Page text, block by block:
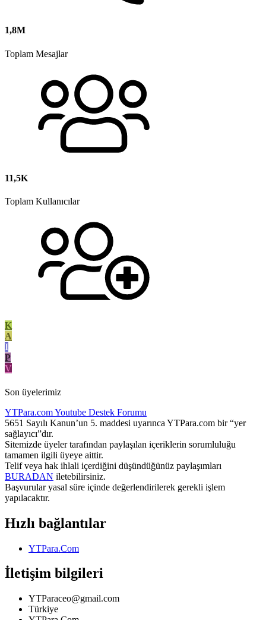
1,8M
Toplam Mesajlar
11,5K
Toplam Kullanıcılar
K
A
I
P
V
Son üyelerimiz
YTPara.comYoutube Destek Forumu
5651 Sayılı Kanun’un 5. maddesi uyarınca YTPara.com bir “yer
sağlayıcı”dır.
Sitemizde üyeler tarafından paylaşılan içeriklerin sorumluluğu
tamamen ilgili üyeye aittir.
Telif veya hak ihlali içerdiğini düşündüğünüz paylaşımları
BURADAN iletebilirsiniz.
Başvurular yasal süre içinde değerlendirilerek gerekli işlem
yapılacaktır.
Hızlı bağlantılar
YTPara.Com
İletişim bilgileri
YTParaceo@gmail.com
Türkiye